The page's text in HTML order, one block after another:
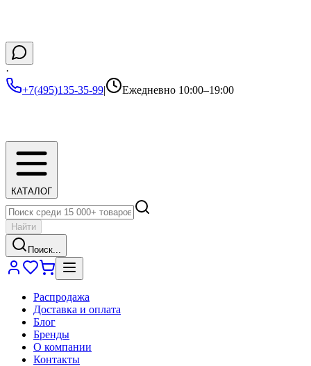
·
+7(495)135-35-99| Ежедневно 10:00–19:00
КАТАЛОГ
Найти
Поиск...
Распродажа
Доставка и оплата
Блог
Бренды
О компании
Контакты